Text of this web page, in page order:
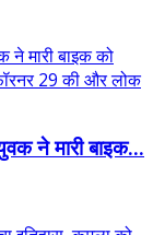
ने मारी बाइक...